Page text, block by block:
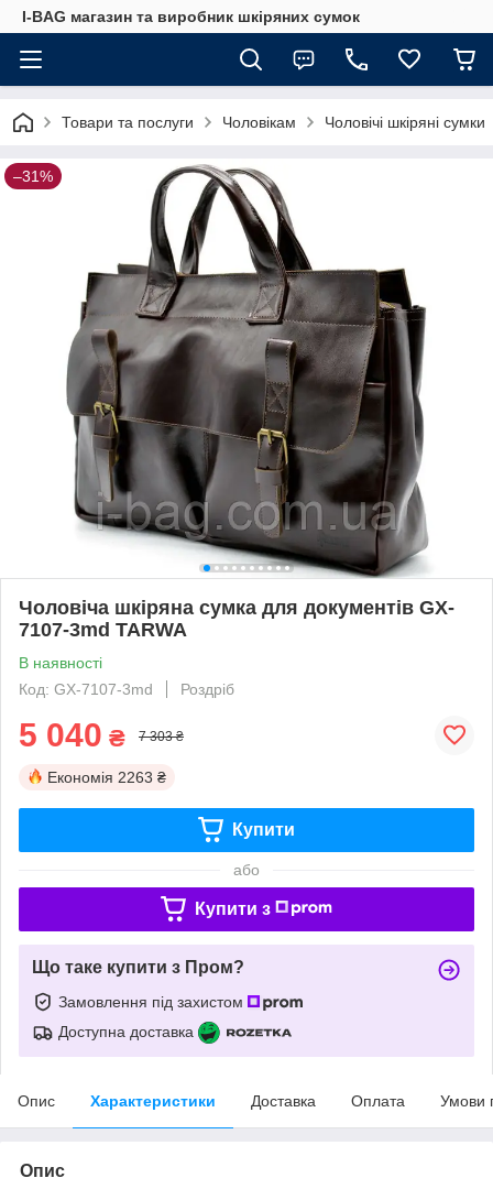
I-BAG магазин та виробник шкіряних сумок
Товари та послуги Чоловікам Чоловічі шкіряні сумки
–31%
Чоловіча шкіряна сумка для документів GX-
7107-3md TARWA
В наявності
Код: GX-7107-3md
Роздріб
5 040 ₴ 7 303 ₴
Економія 2263 ₴
Купити
або
Купити з
Що таке купити з Пром?
Замовлення під захистом
Доступна доставка
Опис Характеристики Доставка Оплата Умови
Опис